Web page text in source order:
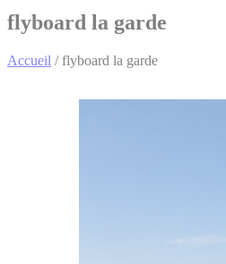
flyboard la garde
Accueil /flyboard la garde